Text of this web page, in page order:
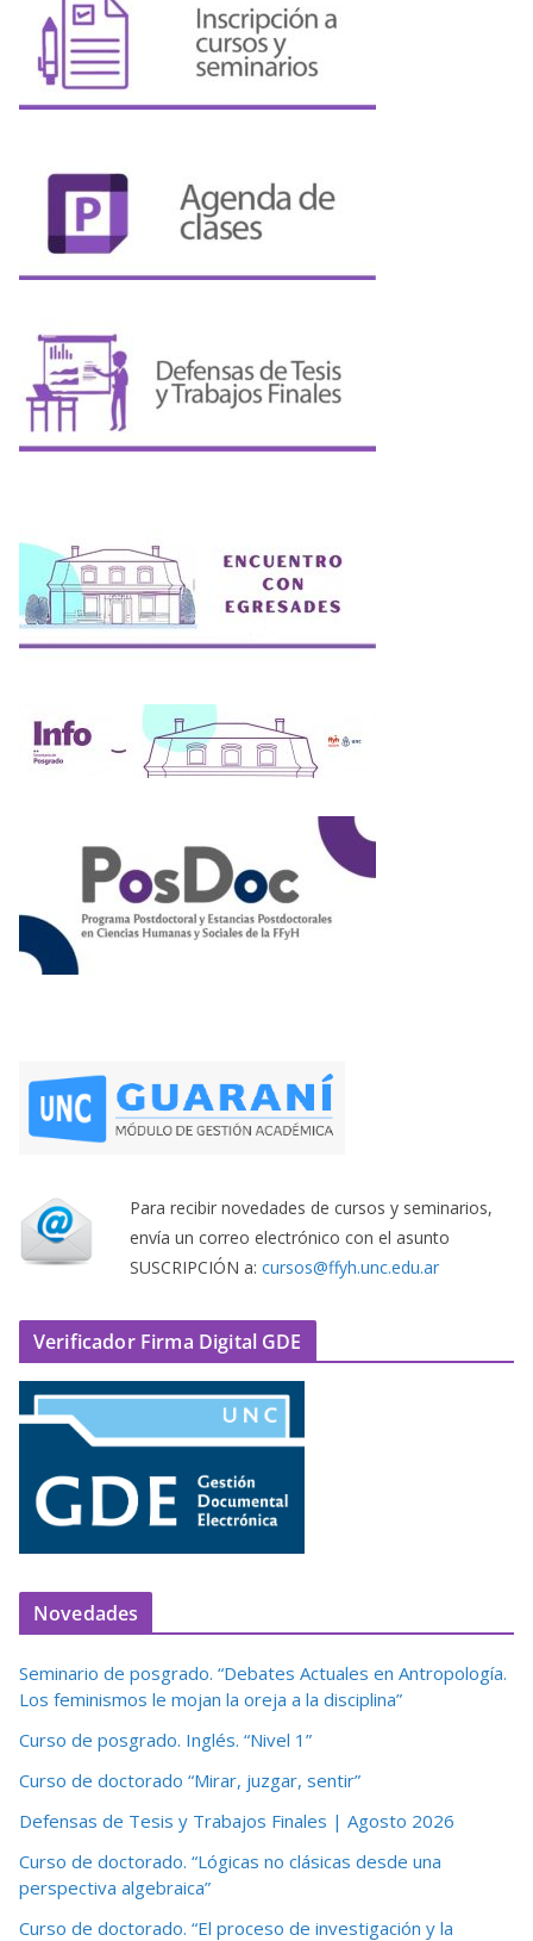
Para recibir novedades de cursos y seminarios,
envía un correo electrónico con el asunto
SUSCRIPCIÓN a: cursos@ffyh.unc.edu.ar
Verificador Firma Digital GDE
Novedades
Seminario de posgrado. “Debates Actuales en Antropología.
Los feminismos le mojan la oreja a la disciplina”
Curso de posgrado. Inglés. “Nivel 1”
Curso de doctorado “Mirar, juzgar, sentir”
Defensas de Tesis y Trabajos Finales | Agosto 2026
Curso de doctorado. “Lógicas no clásicas desde una
perspectiva algebraica”
Curso de doctorado. “El proceso de investigación y la